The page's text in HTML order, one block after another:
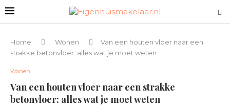
Home Wonen
Van een houten vloer naar een
strakke betonvloer: alles wat je moet weten
Wonen
Van een houten vloer naar een strakke
betonvloer: alles wat je moet weten